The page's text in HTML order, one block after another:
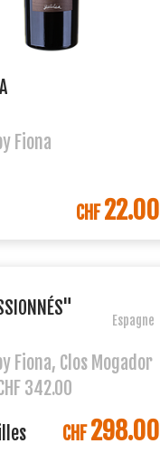
Fiona
DANS LE PANIER
CHF22.00
Espagne
Fiona, Clos Mogador
342.00
DANS LE PANIER
CHF298.00